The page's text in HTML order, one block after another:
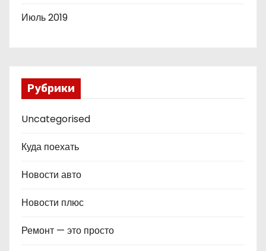
Июль 2019
Рубрики
Uncategorised
Куда поехать
Новости авто
Новости плюс
Ремонт — это просто